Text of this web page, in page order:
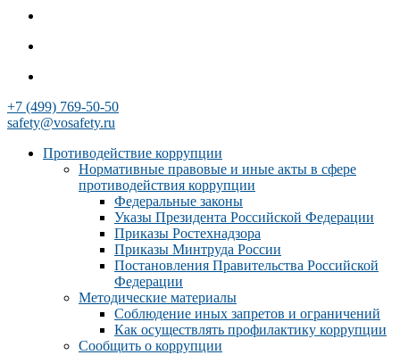
+7 (499) 769-50-50
safety@vosafety.ru
Противодействие коррупции
Нормативные правовые и иные акты в сфере
противодействия коррупции
Федеральные законы
Указы Президента Российской Федерации
Приказы Ростехнадзора
Приказы Минтруда России
Постановления Правительства Российской
Федерации
Методические материалы
Соблюдение иных запретов и ограничений
Как осуществлять профилактику коррупции
Сообщить о коррупции